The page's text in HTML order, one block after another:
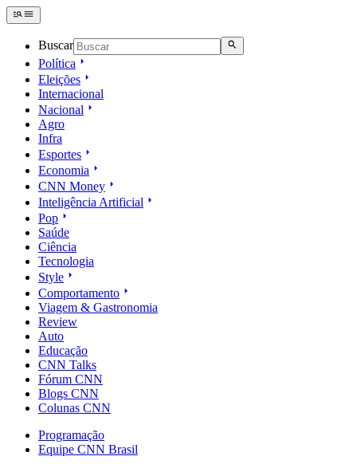
Buscar
Política
Eleições
Internacional
Nacional
Agro
Infra
Esportes
Economia
CNN Money
Inteligência Artificial
Pop
Saúde
Ciência
Tecnologia
Style
Comportamento
Viagem & Gastronomia
Review
Auto
Educação
CNN Talks
Fórum CNN
Blogs CNN
Colunas CNN
Programação
Equipe CNN Brasil